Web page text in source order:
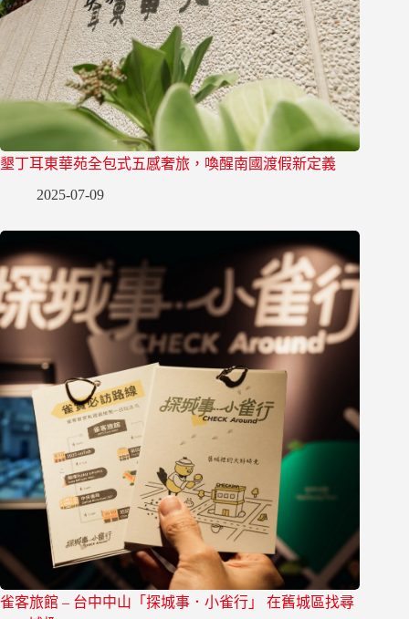
墾丁耳東華苑全包式五感奢旅，喚醒南國渡假新定義
2025-07-09
雀客旅館 – 台中中山「探城事．小雀行」 在舊城區找尋